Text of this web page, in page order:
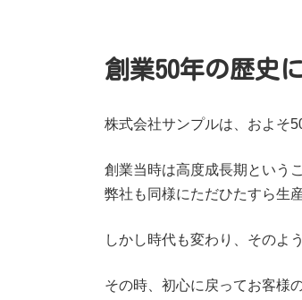
創業50年の歴史
株式会社サンプルは、およそ
創業当時は高度成長期という
弊社も同様にただひたすら生
しかし時代も変わり、そのよ
その時、初心に戻ってお客様